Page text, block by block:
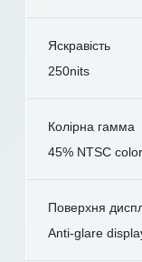
Яскравість
250nits
Колірна гамма
45% NTSC
Поверхня
Anti-glare